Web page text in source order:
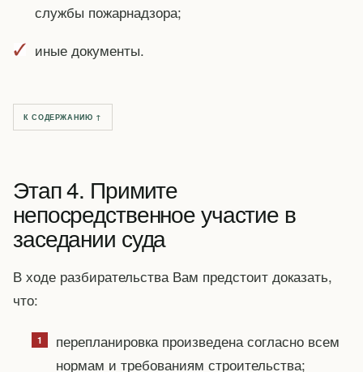
службы пожарнадзора;
иные документы.
К СОДЕРЖАНИЮ ↑
Этап 4. Примите
непосредственное участие в
заседании суда
В ходе разбирательства Вам предстоит доказать,
что:
перепланировка произведена согласно всем
нормам и требованиям строительства;